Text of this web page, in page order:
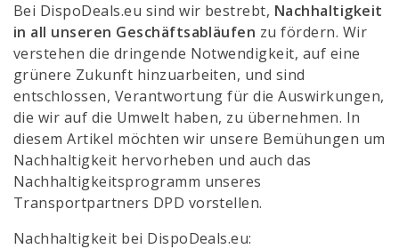
Bei DispoDeals.eu sind wir bestrebt, Nachhaltigkeit
in all unseren Geschäftsabläufen zu fördern. Wir
verstehen die dringende Notwendigkeit, auf eine
grünere Zukunft hinzuarbeiten, und sind
entschlossen, Verantwortung für die Auswirkungen,
die wir auf die Umwelt haben, zu übernehmen. In
diesem Artikel möchten wir unsere Bemühungen um
Nachhaltigkeit hervorheben und auch das
Nachhaltigkeitsprogramm unseres
Transportpartners DPD vorstellen.
Nachhaltigkeit bei DispoDeals.eu: